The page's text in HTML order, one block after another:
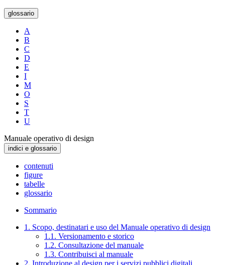
glossario
A
B
C
D
E
I
M
O
S
T
U
Manuale operativo di design
indici e glossario
contenuti
figure
tabelle
glossario
Sommario
1. Scopo, destinatari e uso del Manuale operativo di design
1.1. Versionamento e storico
1.2. Consultazione del manuale
1.3. Contribuisci al manuale
2. Introduzione al design per i servizi pubblici digitali